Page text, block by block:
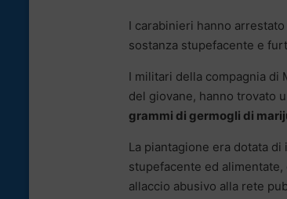
I carabinieri hanno arrestato
sostanza stupefacente e
I militari della compagnia di
del giovane, hanno trovato
grammi di germogli di
La piantagione era dotata
stupefacente ed
allaccio abusivo alla rete